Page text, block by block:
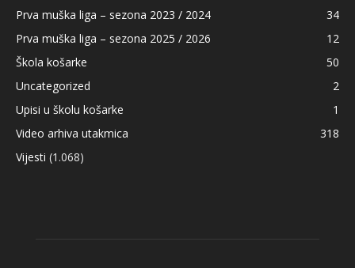
Prva muška liga – sezona 2023 / 2024
34
Prva muška liga – sezona 2025 / 2026
12
Škola košarke
50
Uncategorized
2
Upisi u školu košarke
1
Video arhiva utakmica
318
Vijesti (1.068)